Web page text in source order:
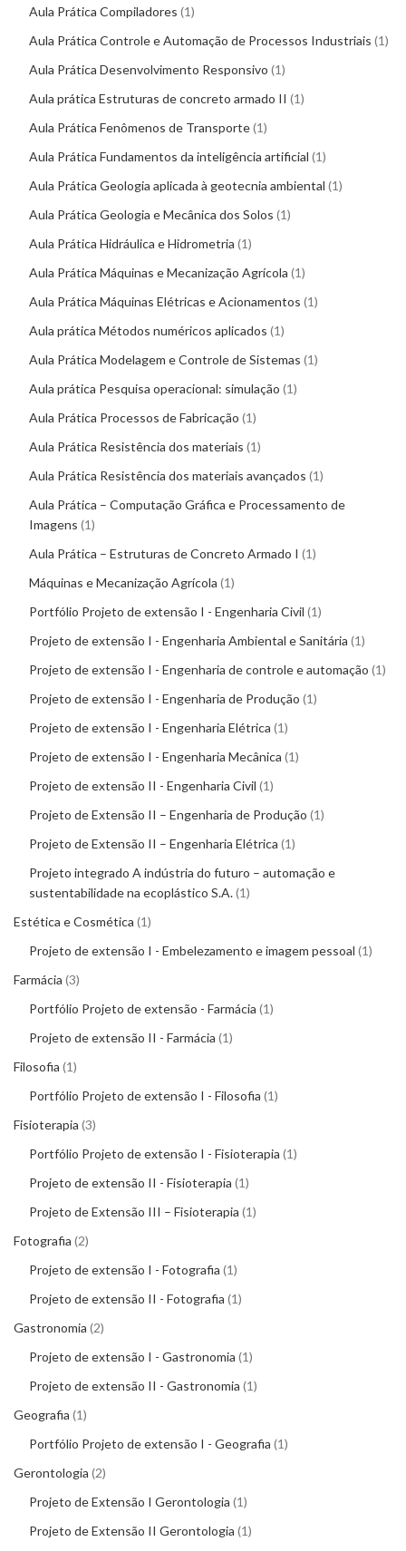
Aula Prática Compiladores 1
Aula Prática Controle e Automação de Processos Industriais 1
Aula Prática Desenvolvimento Responsivo 1
Aula prática Estruturas de concreto armado II 1
Aula Prática Fenômenos de Transporte 1
Aula Prática Fundamentos da inteligência artificial 1
Aula Prática Geologia aplicada à geotecnia ambiental 1
Aula Prática Geologia e Mecânica dos Solos 1
Aula Prática Hidráulica e Hidrometria 1
Aula Prática Máquinas e Mecanização Agrícola 1
Aula Prática Máquinas Elétricas e Acionamentos 1
Aula prática Métodos numéricos aplicados 1
Aula Prática Modelagem e Controle de Sistemas 1
Aula prática Pesquisa operacional: simulação 1
Aula Prática Processos de Fabricação 1
Aula Prática Resistência dos materiais 1
Aula Prática Resistência dos materiais avançados 1
Aula Prática – Computação Gráfica e Processamento de
Imagens 1
Aula Prática – Estruturas de Concreto Armado I 1
Máquinas e Mecanização Agrícola 1
Portfólio Projeto de extensão I - Engenharia Civil 1
Projeto de extensão I - Engenharia Ambiental e Sanitária 1
Projeto de extensão I - Engenharia de controle e automação 1
Projeto de extensão I - Engenharia de Produção 1
Projeto de extensão I - Engenharia Elétrica 1
Projeto de extensão I - Engenharia Mecânica 1
Projeto de extensão II - Engenharia Civil 1
Projeto de Extensão II – Engenharia de Produção 1
Projeto de Extensão II – Engenharia Elétrica 1
Projeto integrado A indústria do futuro – automação e
sustentabilidade na ecoplástico S.A. 1
Estética e Cosmética 1
Projeto de extensão I - Embelezamento e imagem pessoal 1
Farmácia 3
Portfólio Projeto de extensão - Farmácia 1
Projeto de extensão II - Farmácia 1
Filosofia 1
Portfólio Projeto de extensão I - Filosofia 1
Fisioterapia 3
Portfólio Projeto de extensão I - Fisioterapia 1
Projeto de extensão II - Fisioterapia 1
Projeto de Extensão III – Fisioterapia 1
Fotografia 2
Projeto de extensão I - Fotografia 1
Projeto de extensão II - Fotografia 1
Gastronomia 2
Projeto de extensão I - Gastronomia 1
Projeto de extensão II - Gastronomia 1
Geografia 1
Portfólio Projeto de extensão I - Geografia 1
Gerontologia 2
Projeto de Extensão I Gerontologia 1
Projeto de Extensão II Gerontologia 1